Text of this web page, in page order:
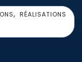
, RÉALISATIONS